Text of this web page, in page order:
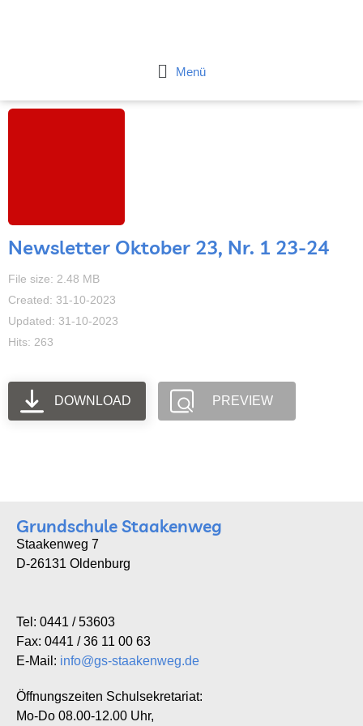
Flyout
Menü
Newsletter Oktober 23, Nr. 1 23-24
File size: 2.48 MB
Created: 31-10-2023
Updated: 31-10-2023
Hits: 263
DOWNLOAD PREVIEW
Grundschule Staakenweg
Staakenweg 7
D-26131 Oldenburg
Tel: 0441 / 53603
Fax: 0441 / 36 11 00 63
E-Mail: info@gs-staakenweg.de
Öffnungszeiten Schulsekretariat:
Mo-Do 08.00-12.00 Uhr,